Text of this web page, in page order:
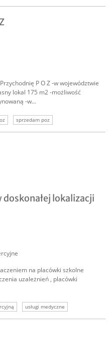
P O Z -w województwie
lokal 175 m2 -możliwość
-w...
sprzedam poz
usługi medyczne
lokalizacji
na placówki szkolne
uzależnień , placówki
usługi medyczne